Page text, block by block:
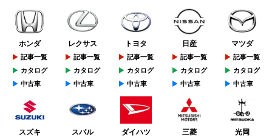
ホンダ
記事一覧
カタログ
中古車
レクサス
記事一覧
カタログ
中古車
トヨタ
記事一覧
カタログ
中古車
日産
記事一覧
カタログ
中古車
マツダ
記事一覧
カタログ
中古車
スズキ スバル ダイハツ 三菱 光岡